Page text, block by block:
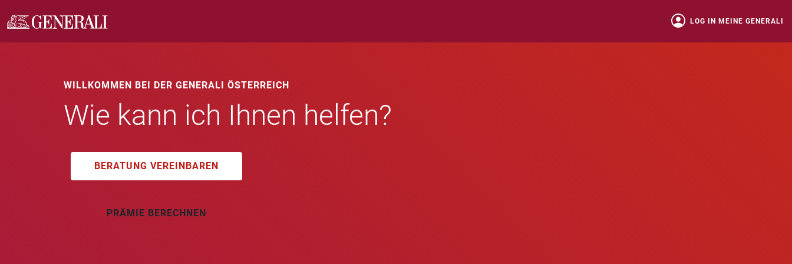
LOG IN MEINE GENERALI
WILLKOMMEN BEI DER GENERALI ÖSTERREICH
Wie kann ich Ihnen helfen?
BERATUNG VEREINBAREN
PRÄMIE BERECHNEN